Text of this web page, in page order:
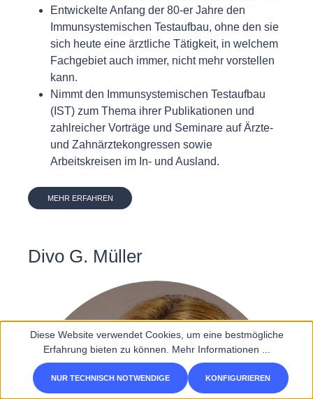
Entwickelte Anfang der 80-er Jahre den
Immunsystemischen Testaufbau, ohne den sie
sich heute eine ärztliche Tätigkeit, in welchem
Fachgebiet auch immer, nicht mehr vorstellen
kann.
Nimmt den Immunsystemischen Testaufbau
(IST) zum Thema ihrer Publikationen und
zahlreicher Vorträge und Seminare auf Ärzte-
und Zahnärztekongressen sowie
Arbeitskreisen im In- und Ausland.
MEHR ERFAHREN
Divo G. Müller
Diese Website verwendet Cookies, um eine bestmögliche
Erfahrung bieten zu können. Mehr Informationen ...
NUR TECHNISCH NOTWENDIGE KONFIGURIEREN